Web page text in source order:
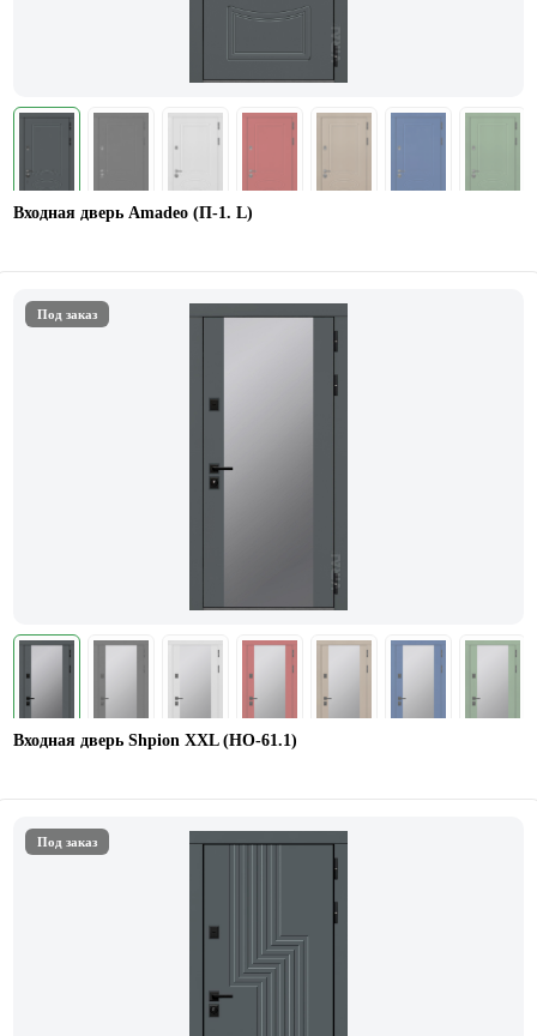
Входная дверь Amadeo (П-1. L)
Под заказ
Входная дверь Shpion XXL (НО-61.1)
Под заказ